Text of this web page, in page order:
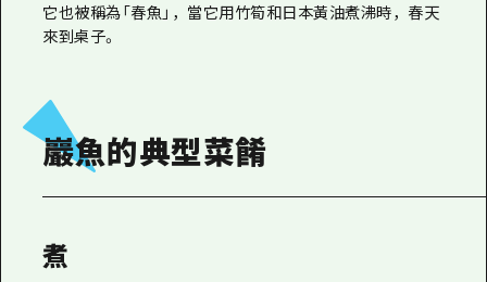
它也被稱為「春魚」，當它用竹筍和日本黃油煮沸時，春天
來到桌子。
巖魚的典型菜餚
煮